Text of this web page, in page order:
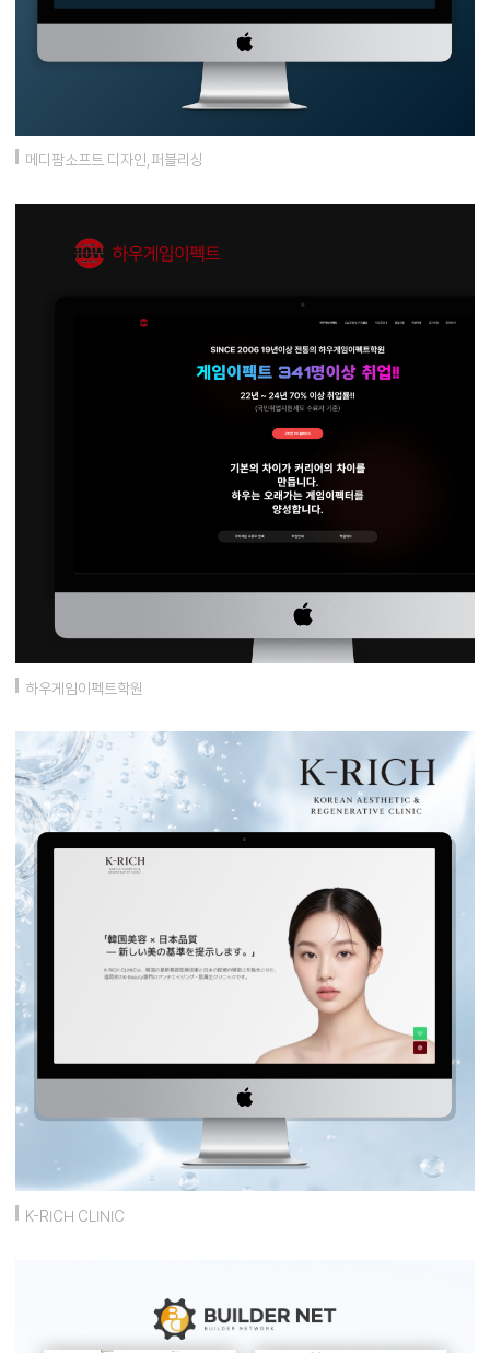
메디팜소프트 디자인,퍼블리싱
하우게임이펙트학원
K-RICH CLINIC